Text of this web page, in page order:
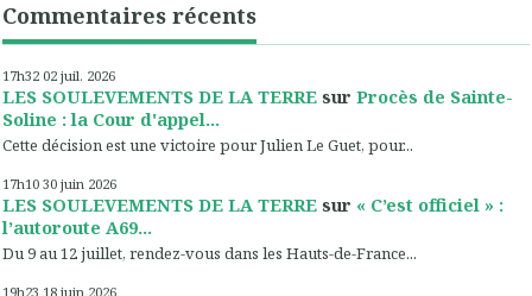
Commentaires récents
17h32 02 juil. 2026
LES SOULEVEMENTS DE LA TERRE sur Procès de Sainte-
Soline : la Cour d'appel...
Cette décision est une victoire pour Julien Le Guet, pour...
17h10 30 juin 2026
LES SOULEVEMENTS DE LA TERRE sur « C’est officiel » :
l’autoroute A69...
Du 9 au 12 juillet, rendez-vous dans les Hauts-de-France...
19h23 18 juin 2026